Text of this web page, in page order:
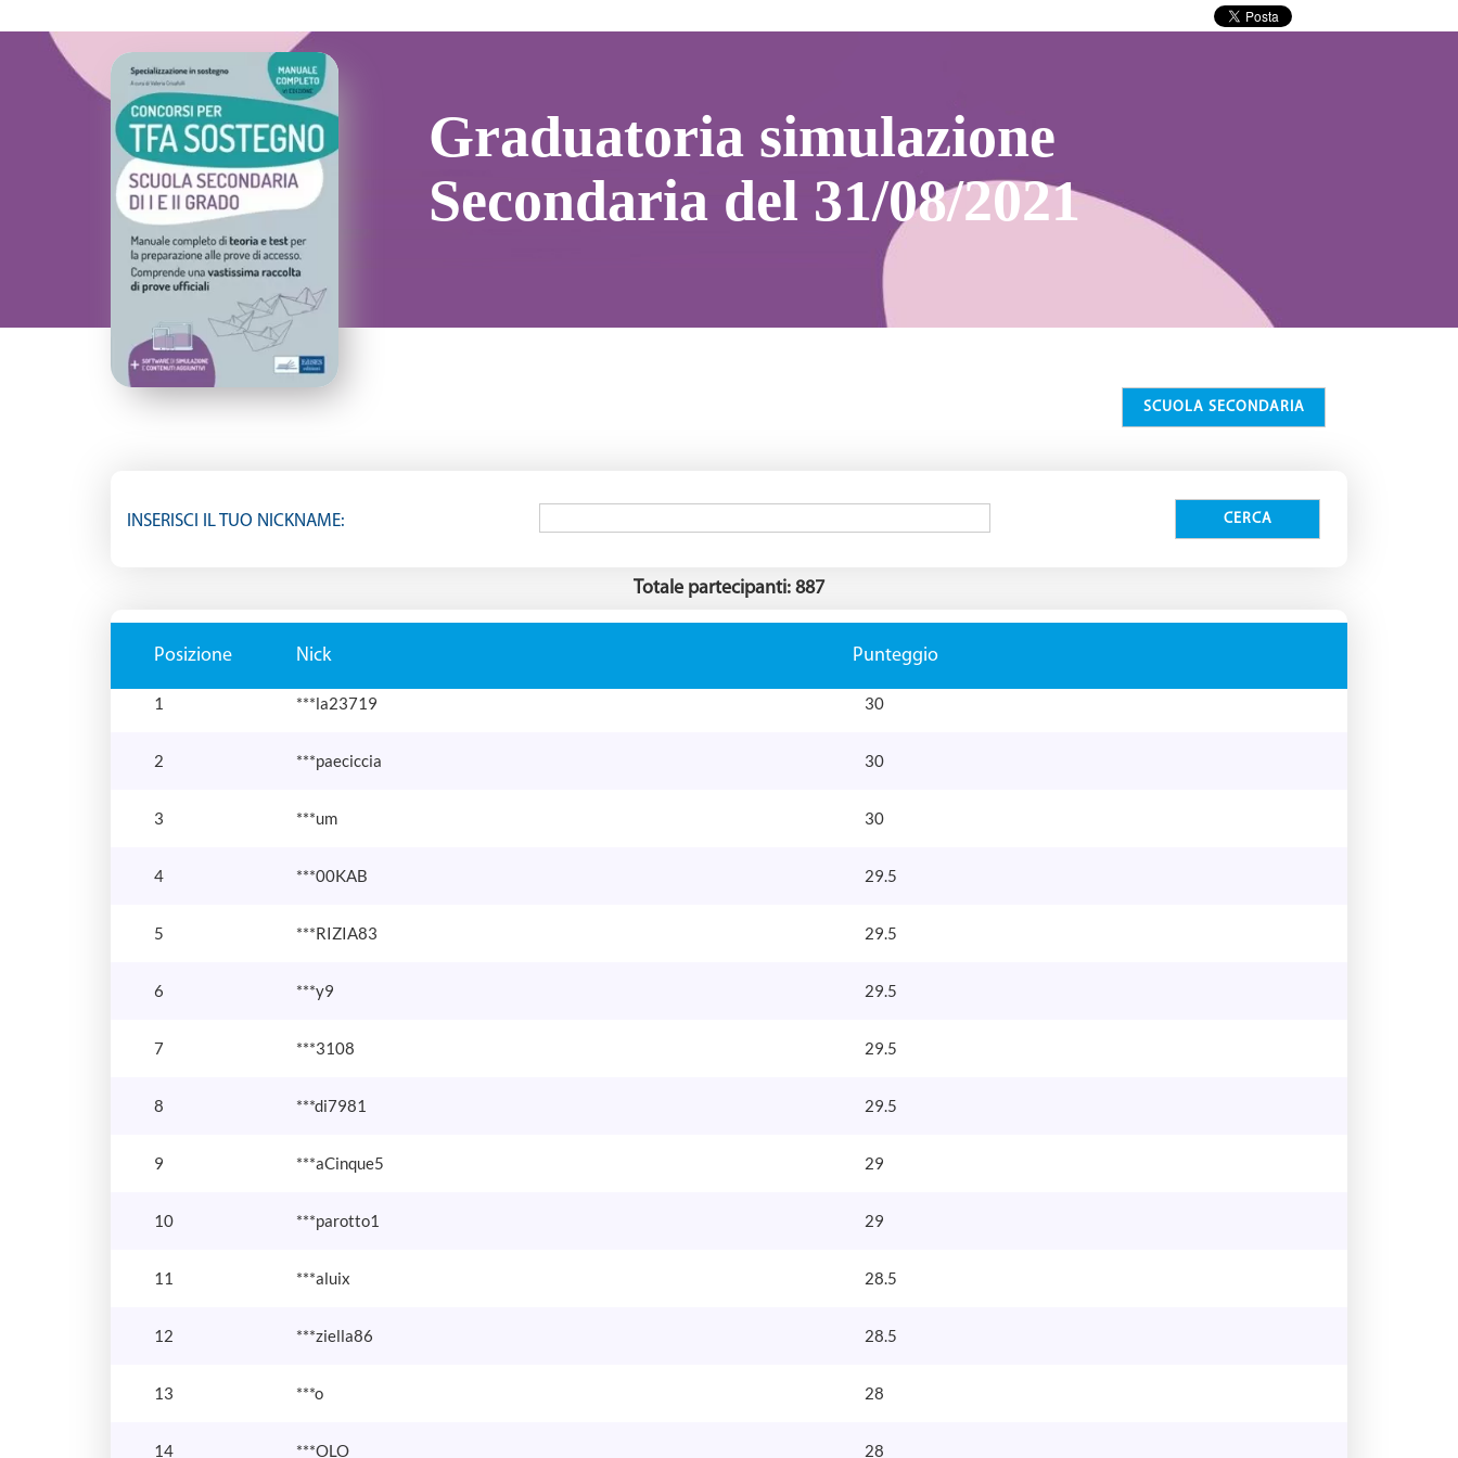
Graduatoria simulazione
Secondaria del 31/08/2021
INSERISCI IL TUO NICKNAME:
Totale partecipanti: 887
Posizione Nick Punteggio
1 ***la23719 30
2 ***paeciccia 30
3 ***um 30
4 ***00KAB 29.5
5 ***RIZIA83 29.5
6 ***y9 29.5
7 ***3108 29.5
8 ***di7981 29.5
9 ***aCinque5 29
10 ***parotto1 29
11 ***aluix 28.5
12 ***ziella86 28.5
13 ***o 28
14 ***OLO 28